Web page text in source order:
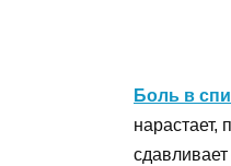
Боль в
нарастает,